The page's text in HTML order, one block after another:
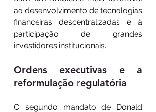
ao desenvolvimento de tecnologias
financeiras descentralizadas e à
participação de grandes
investidores institucionais.
Ordens executivas e a
reformulação regulatória
O segundo mandato de Donald